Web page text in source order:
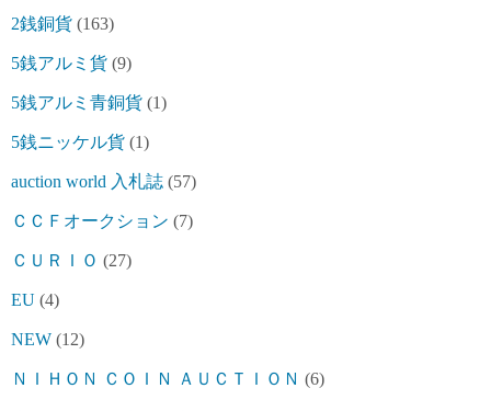
2銭銅貨 (163)
5銭アルミ貨 (9)
5銭アルミ青銅貨 (1)
5銭ニッケル貨 (1)
auction world 入札誌 (57)
ＣＣＦオークション (7)
ＣＵＲＩＯ (27)
EU (4)
NEW (12)
ＮＩＨＯＮ ＣＯＩＮ ＡＵＣＴＩＯＮ (6)